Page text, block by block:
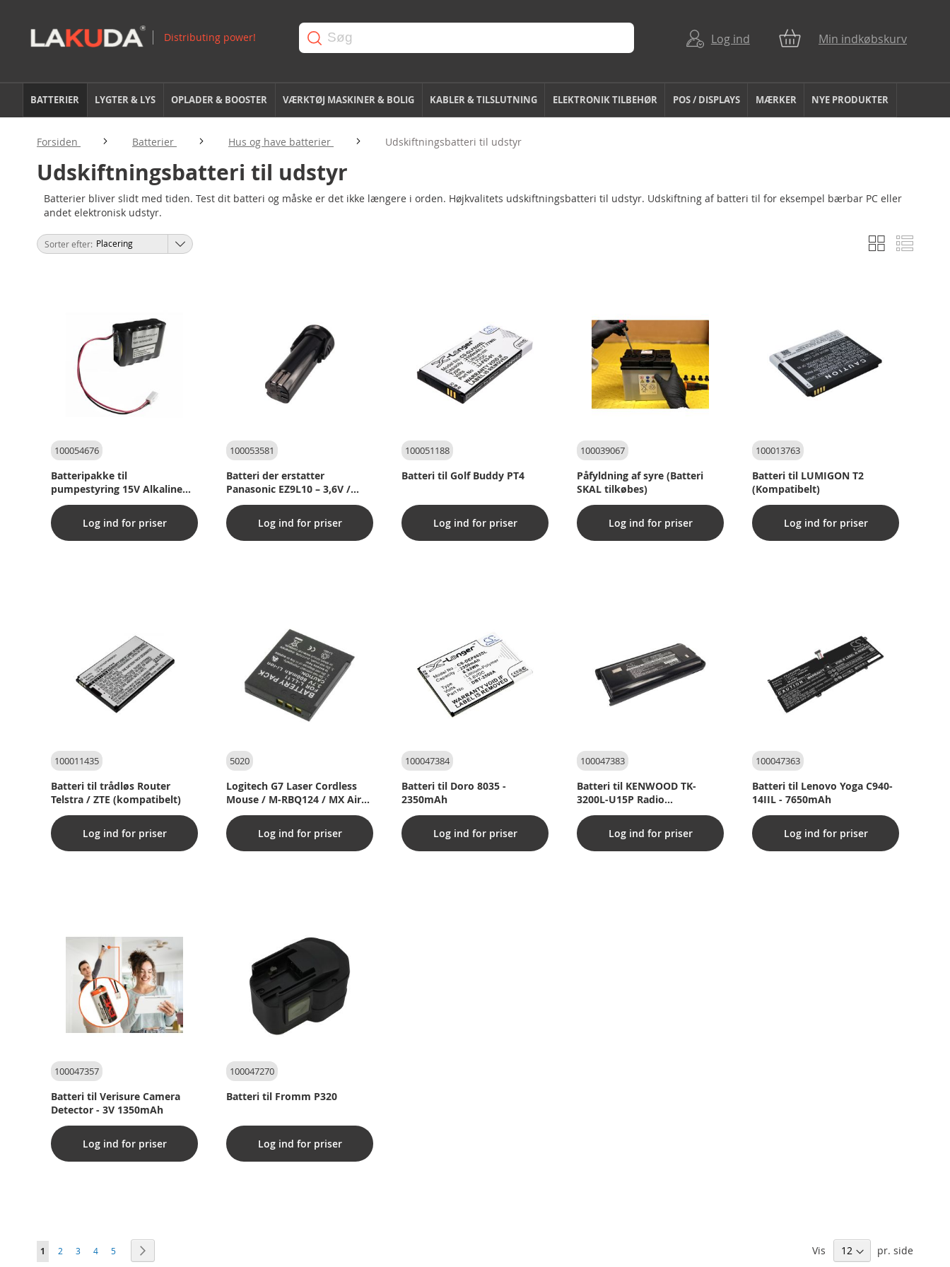
Log ind Min indkøbskurv
BATTERIER LYGTER & LYS OPLADER & BOOSTER VÆRKTØJ MASKINER & BOLIG KABLER & TILSLUTNING ELEKTRONIK TILBEHØR POS / DISPLAYS MÆRKER NYE PRODUKTER
Forsiden Batterier Hus og have batterier Udskiftningsbatteri til udstyr
Udskiftningsbatteri til udstyr
Batterier bliver slidt med tiden. Test dit batteri og måske er det ikke længere i orden. Højkvalitets udskiftningsbatteri til udstyr. Udskiftning af batteri til for eksempel bærbar PC eller
andet elektronisk udstyr.
Vis
som
GitterListe
Sorter efter
100054676
Batteripakke til
pumpestyring 15V Alkaline
ACO / Quatrix-K 0169.04.21
Log ind for priser
100053581
Batteri der erstatter
Panasonic EZ9L10 – 3,6V /
1500mAh – Li-ION
Log ind for priser
100051188
Batteri til Golf Buddy PT4
Log ind for priser
100039067
Påfyldning af syre (Batteri
SKAL tilkøbes)
Log ind for priser
100013763
Batteri til LUMIGON T2
(Kompatibelt)
Log ind for priser
100011435
Batteri til trådløs Router
Telstra / ZTE (kompatibelt)
Log ind for priser
5020
Logitech G7 Laser Cordless
Mouse / M-RBQ124 / MX Air
batteri
Log ind for priser
100047384
Batteri til Doro 8035 -
2350mAh
Log ind for priser
100047383
Batteri til KENWOOD TK-
3200L-U15P Radio
(kompatibel)
Log ind for priser
100047363
Batteri til Lenovo Yoga C940-
14IIL - 7650mAh
Log ind for priser
100047357
Batteri til Verisure Camera
Detector - 3V 1350mAh
Log ind for priser
100047270
Batteri til Fromm P320
Log ind for priser
Side
Du læser i øjeblikket side
1 Side
2 Side
3 Side
4 Side
5 Vis pr. side